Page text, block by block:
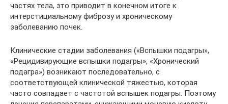
частях тела, это приводит в конечном итоге к
интерстициальному фиброзу и хроническому
заболеванию почек.
Клинические стадии заболевания («Вспышки подагры»,
«Рецидивирующие вспышки подагры», «Хронический
подагра») возникают последовательно, с
соответствующей клинической тяжестью, которая
часто совпадает с частотой вспышек подагры. Поэтому